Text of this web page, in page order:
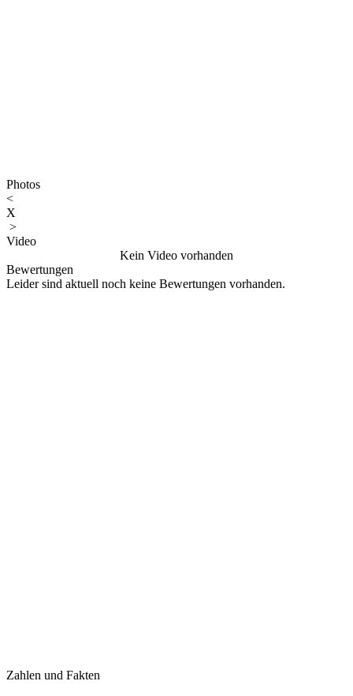
Photos
<
X
>
Video
Kein Video vorhanden
Bewertungen
Leider sind aktuell noch keine Bewertungen vorhanden.
Zahlen und Fakten